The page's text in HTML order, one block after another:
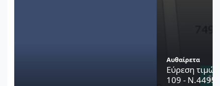
Αυθαίρετα
Εύρεση
109 -